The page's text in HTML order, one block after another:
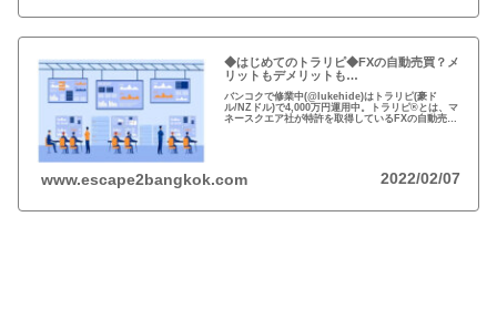
◆はじめてのトラリピ◆FXの自動売買？メ
リットもデメリットも…
バンコクで修業中(@lukehide)はトラリピ(豪ド
ル/NZドル)で4,000万円運用中。トラリピ®とは、マ
ネースクエア社が特許を取得しているFXの自動売買
www.escape2bangkok.com 2022/02/07